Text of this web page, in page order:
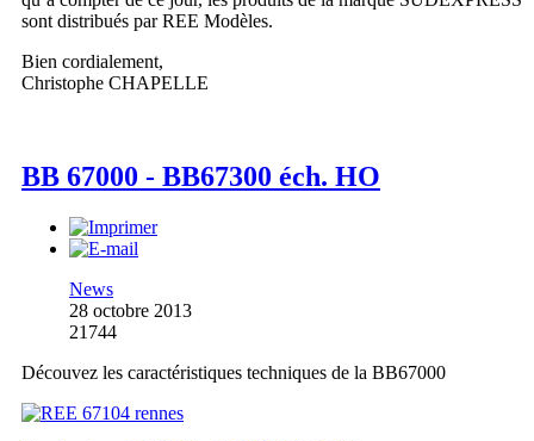
sont distribués par REE Modèles.
Bien cordialement,
Christophe CHAPELLE
BB 67000 - BB67300 éch. HO
News
28 octobre 2013
21744
Découvez les caractéristiques techniques de la BB67000